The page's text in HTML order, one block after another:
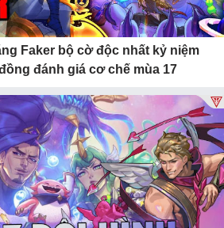
Faker bộ cờ độc nhất kỷ niệm
đánh giá cơ chế mùa 17